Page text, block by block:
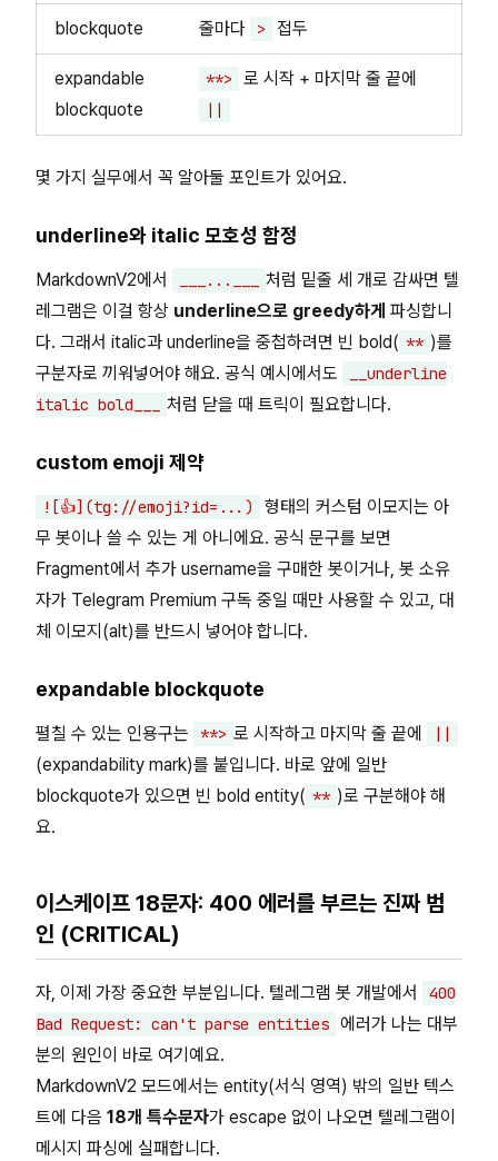
blockquote 줄마다 > 접두
expandable
blockquote
**> 로 시작 + 마지막 줄 끝에
||
몇 가지 실무에서 꼭 알아둘 포인트가 있어요.
underline와 italic 모호성 함정
MarkdownV2에서 ___...___
처럼 밑줄 세 개로 감싸면 텔
레그램은 이걸 항상 underline으로 greedy하게 파싱합니
다. 그래서 italic과 underline을 중첩하려면 빈 bold( ** )를
구분자로 끼워넣어야 해요. 공식 예시에서도
__underline
italic bold___
처럼 닫을 때 트릭이 필요합니다.
custom emoji 제약
![👍](tg://emoji?id=...)
형태의 커스텀 이모지는 아
무 봇이나 쓸 수 있는 게 아니에요. 공식 문구를 보면
Fragment에서 추가 username을 구매한 봇이거나, 봇 소유
자가 Telegram Premium 구독 중일 때만 사용할 수 있고, 대
체 이모지(alt)를 반드시 넣어야 합니다.
expandable blockquote
펼칠 수 있는 인용구는 **> 로 시작하고 마지막 줄 끝에 ||
(expandability mark)를 붙입니다. 바로 앞에 일반
blockquote가 있으면 빈 bold entity( ** )로 구분해야 해
요.
이스케이프 18문자: 400 에러를 부르는 진짜 범
인 (CRITICAL)
자, 이제 가장 중요한 부분입니다. 텔레그램 봇 개발에서
400
Bad Request: can't parse entities 에러가 나는 대부
분의 원인이 바로 여기예요.
MarkdownV2 모드에서는 entity(서식 영역) 밖의 일반 텍스
트에 다음 18개 특수문자가 escape 없이 나오면 텔레그램이
메시지 파싱에 실패합니다.